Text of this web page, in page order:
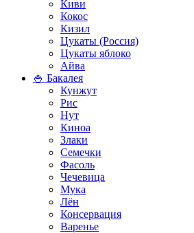
Киви
Кокос
Кизил
Цукаты (Россия)
Цукаты яблоко
Айва
🍚 Бакалея
Кунжут
Рис
Нут
Киноа
Злаки
Семечки
Фасоль
Чечевица
Мука
Лён
Консервация
Варенье